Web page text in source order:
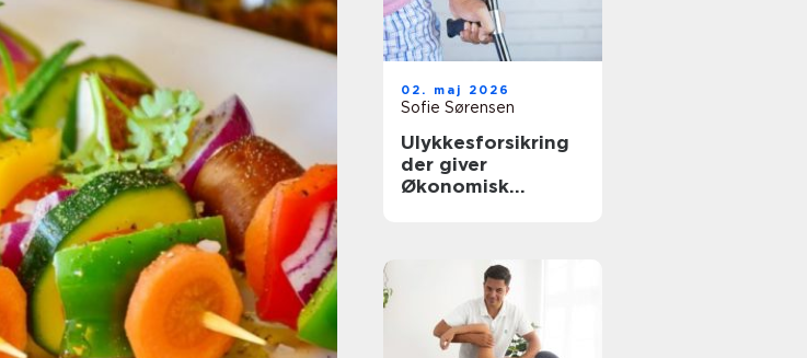
02. maj 2026
Sofie Sørensen
Ulykkesforsikring
der giver
Økonomisk